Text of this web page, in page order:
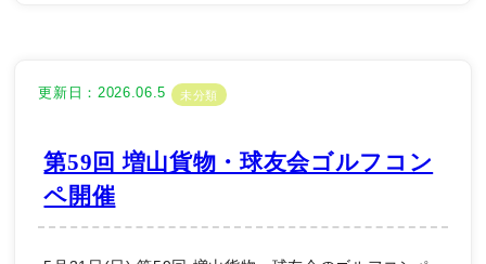
更新日：2026.06.5 未分類
第59回 増山貨物・球友会ゴルフコン
ペ開催